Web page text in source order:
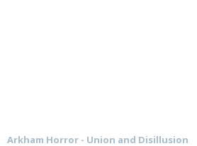
Arkham Horror - Union and Disillusion